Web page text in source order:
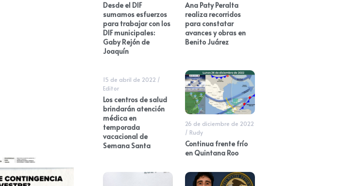
Desde el DIF
sumamos esfuerzos
para trabajar con los
DIF municipales:
Gaby Rejón de
Joaquín
Ana Paty Peralta
realiza recorridos
para constatar
avances y obras en
Benito Juárez
15 de abril de 2022 /
Editor
Los centros de salud
brindarán atención
médica en
temporada
vacacional de
Semana Santa
26 de diciembre de 2022
/ Rudy
Continua frente frío
en Quintana Roo